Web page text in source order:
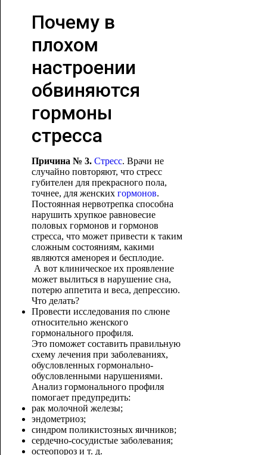
Почему в
плохом
настроении
обвиняются
гормоны
стресса
Причина № 3. Стресс. Врачи не
случайно повторяют, что стресс
губителен для прекрасного пола,
точнее, для женских гормонов.
Постоянная нервотрепка способна
нарушить хрупкое равновесие
половых гормонов и гормонов
стресса, что может привести к таким
сложным состояниям, какими
являются аменорея и бесплодие.
А вот клиническое их проявление
может вылиться в нарушение сна,
потерю аппетита и веса, депрессию.
Что делать?
Провести исследования по слюне
относительно женского
гормонального профиля.
Это поможет составить правильную
схему лечения при заболеваниях,
обусловленных гормонально-
обусловленными нарушениями.
Анализ гормонального профиля
помогает предупредить:
рак молочной железы;
эндометриоз;
синдром поликистозных яичников;
сердечно-сосудистые заболевания;
остеопороз и т. д.